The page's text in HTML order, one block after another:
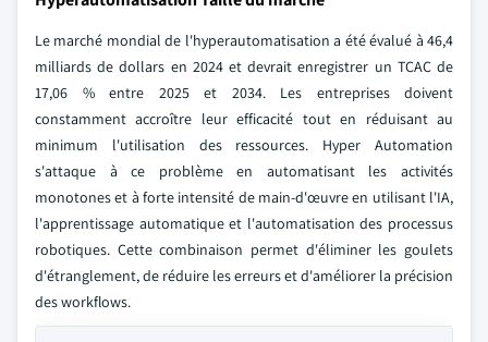
Le marché mondial de l'hyperautomatisation a été évalué à 46,4
milliards de dollars en 2024 et devrait enregistrer un TCAC de
17,06 % entre 2025 et 2034. Les entreprises doivent
constamment accroître leur efficacité tout en réduisant au
minimum l'utilisation des ressources. Hyper Automation
s'attaque à ce problème en automatisant les activités
monotones et à forte intensité de main-d'œuvre en utilisant l'IA,
l'apprentissage automatique et l'automatisation des processus
robotiques. Cette combinaison permet d'éliminer les goulets
d'étranglement, de réduire les erreurs et d'améliorer la précision
des workflows.